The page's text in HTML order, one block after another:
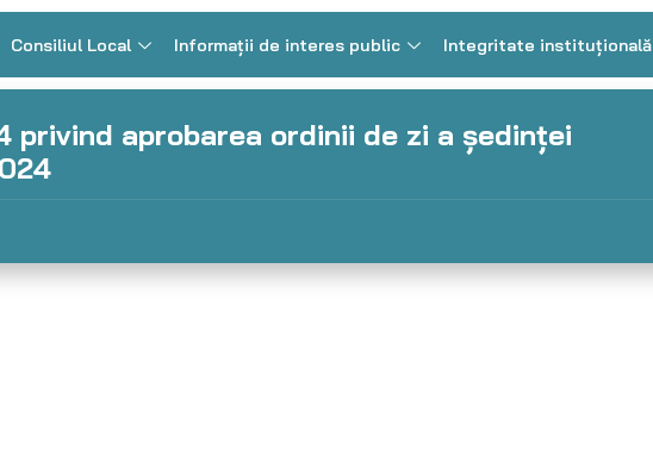
Consiliul Local Informații de interes public Integritate instituțională
privind aprobarea ordinii de zi a şedinţei